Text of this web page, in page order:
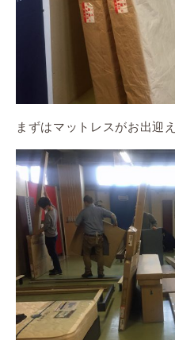
まずはマットレスがお出迎え